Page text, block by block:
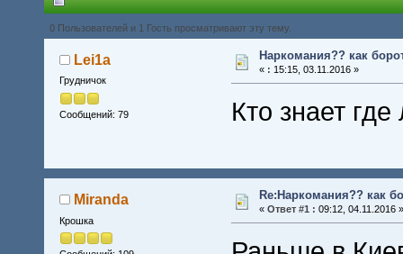
0 Пользователей и 1 Гость просматривают эту тему.
Lei1a
Грудничок
Сообщений: 79
Наркомания?? как
« : 15:15, 03.11.2016 »
Кто знает
Miranda
Крошка
Re:Наркомания?? как
« Ответ #1 : 09:12, 04.11.2016 »